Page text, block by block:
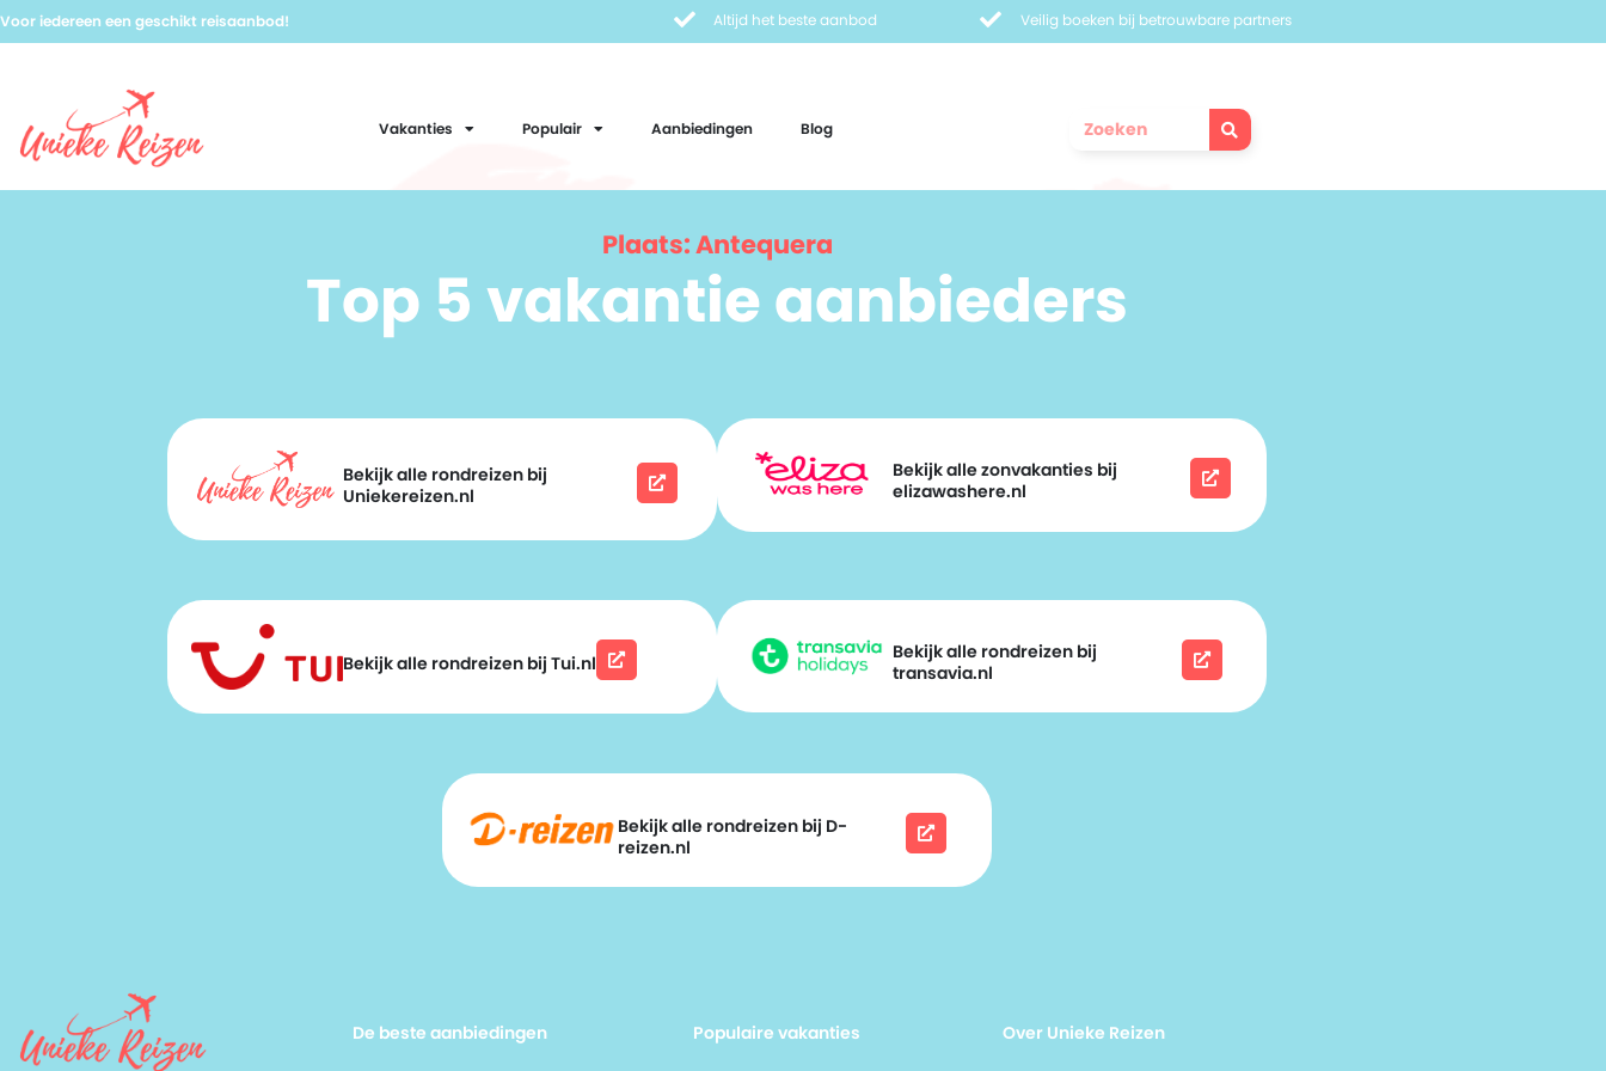
Voor iedereen een geschikt reisaanbod! Altijd het beste aanbod Veilig boeken bij betrouwbare partners
Vakanties Populair Aanbiedingen Blog
Plaats: Antequera
Top 5 vakantie aanbieders
Bekijk alle rondreizen bij
Uniekereizen.nl
Bekijk alle zonvakanties bij
elizawashere.nl
Bekijk alle rondreizen bij Tui.nl
Bekijk alle rondreizen bij
transavia.nl
Bekijk alle rondreizen bij D-
reizen.nl
De beste aanbiedingen Populaire vakanties Over Unieke Reizen